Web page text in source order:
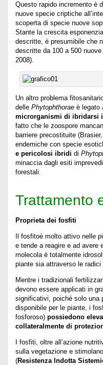
Questo rapido incremento è
nuove specie criptiche
scoperta di specie nuove
Stante la crescita
descritte, è presumibile che
descritte da 100 a 500
2008).
Un altro problema
delle Phytophthorae è legato
microrganismi di ibridarsi
fatto che le zoospore
barriere precostituite
endemiche con specie
e pericolosi ibridi di
minaccia dagli esiti
forestali.
Trattamento
Proprieta dei fosfiti
Il fosfitoè molto attivo nelle
e tende a reagire e ad avere
molecola è totalmente
piante sia attraverso le radici
Mentre i tradizionali
devono essere applicati in
significativi, poiché solo una
disponibile per le piante, i
fosforoso) possiedono
collateralmente di
I fosfiti, oltre all’azione
sulla vegetazione e
(Resistenza Indotta